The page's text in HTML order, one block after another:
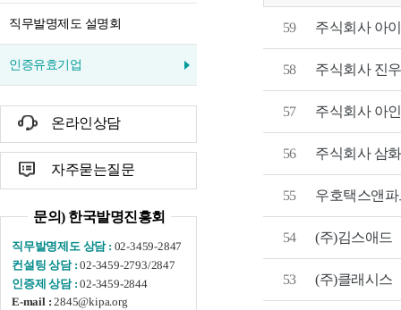
직무발명제도 설명회
인증유효기업
온라인상담
자주묻는질문
문의) 한국발명진흥회
직무발명제도 상담 : 02-3459-2847
컨설팅 상담 :02-3459-2793/2847
인증제 상담 :02-3459-2844
E-mail : 2845@kipa.org
59 주식회사 아
58 주식회사 진
57 주식회사 아
56 주식회사 삼
55 우호택스앤
54 (주)김스애드
53 (주)클래시스